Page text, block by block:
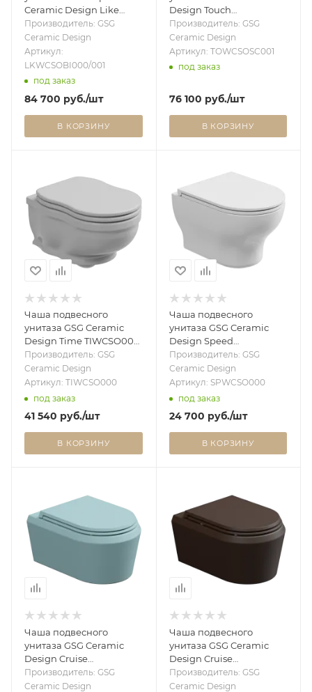
Ceramic Design Like
LKWCSOBI000/001,
White/White Matt
LKWCSOBI000/001
Производитель: GSG
Ceramic Design
Артикул:
LKWCSOBI000/001
под заказ
84 700 руб./шт
В КОРЗИНУ
Design Touch
TOWCSOSC001, белый
матовый TOWCSOSC001
Производитель: GSG
Ceramic Design
Артикул: TOWCSOSC001
под заказ
76 100 руб./шт
В КОРЗИНУ
Чаша подвесного
унитаза GSG Ceramic
Design Time TIWCSO000,
белый глянцевый
TIWCSO000
Производитель: GSG
Ceramic Design
Артикул: TIWCSO000
под заказ
41 540 руб./шт
В КОРЗИНУ
Чаша подвесного
унитаза GSG Ceramic
Design Speed
SPWCSO000, белый
глянцевый SPWCSO000
Производитель: GSG
Ceramic Design
Артикул: SPWCSO000
под заказ
24 700 руб./шт
В КОРЗИНУ
Чаша подвесного
унитаза GSG Ceramic
Design Cruise
CRWCSO037, Ice Matt
CRWCSO037
Производитель: GSG
Ceramic Design
Чаша подвесного
унитаза GSG Ceramic
Design Cruise
CRWCSO035, Cacao Matt
CRWCSO035
Производитель: GSG
Ceramic Design